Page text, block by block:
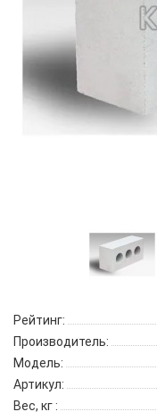
Рейтинг:
Производитель:
Модель:
Артикул:
Вес, кг :